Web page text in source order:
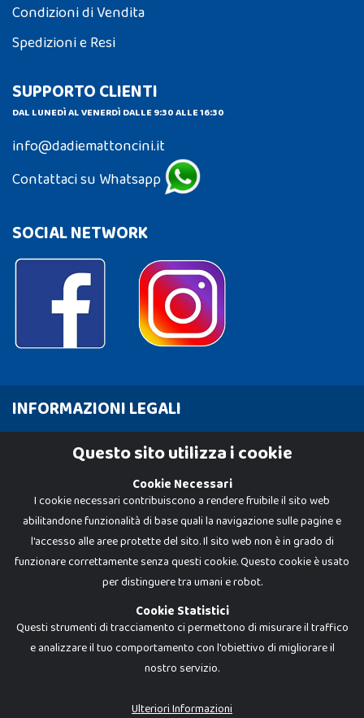
Condizioni di Vendita
Spedizioni e Resi
SUPPORTO CLIENTI
DAL LUNEDÌ AL VENERDÌ DALLE 9:30 ALLE 16:30
info@dadiemattoncini.it
Contattaci su Whatsapp
SOCIAL NETWORK
INFORMAZIONI LEGALI
Cookie Policy
Dadi e Mattoncini è un brand di Giocabene Srl. Ogni riproduzione o utilizzo non
I prezzi e le promozioni pubblicate potrebbero differire da quanto esposto in
Questo sito utilizza i cookie
Cookie Necessari
I cookie necessari contribuiscono a rendere fruibile il sito web
abilitandone funzionalità di base quali la navigazione sulle pagine e
l'accesso alle aree protette del sito. Il sito web non è in grado di
funzionare correttamente senza questi cookie. Questo cookie è usato
per distinguere tra umani e robot.
Cookie Statistici
Questi strumenti di tracciamento ci permettono di misurare il traffico
e analizzare il tuo comportamento con l'obiettivo di migliorare il
nostro servizio.
Ulteriori Informazioni